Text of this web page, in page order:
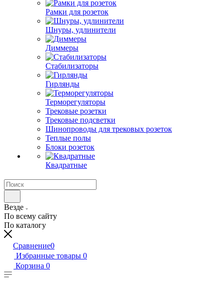
Рамки для розеток
Шнуры, удлинители
Диммеры
Стабилизаторы
Гирлянды
Терморегуляторы
Трековые розетки
Трековые подсветки
Шинопроводы для трековых розеток
Теплые полы
Блоки розеток
Квадратные
Везде
По всему сайту
По каталогу
Сравнение0
Избранные товары 0
Корзина 0